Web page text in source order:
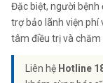
Đặc biệt, người bệnh
trợ bảo lãnh viện phí
tâm điều trị và chăm
Liên hệ Hotline